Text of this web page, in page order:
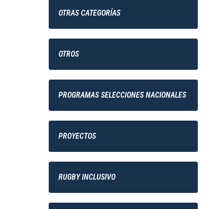
OTRAS CATEGORÍAS
OTROS
PROGRAMAS SELECCIONES NACIONALES
PROYECTOS
RUGBY INCLUSIVO